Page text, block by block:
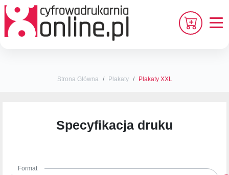
Strona Główna Plakaty Plakaty XXL
Specyfikacja druku
Format